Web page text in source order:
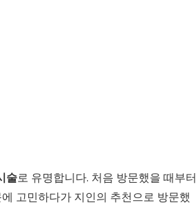
술로 유명합니다. 처음 방문했을 때부터
고민하다가 지인의 추천으로 방문했